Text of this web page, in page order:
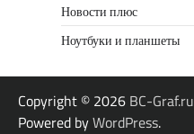
Новости плюс
Ноутбуки и планшеты
Copyright © 2026 BC-Graf.ru
Powered byWordPress.